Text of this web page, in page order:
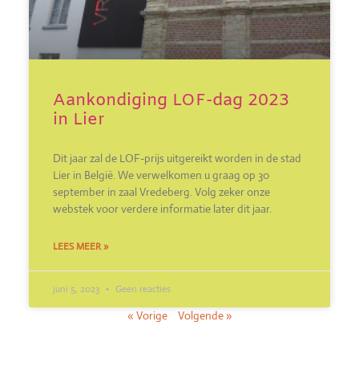
Aankondiging LOF-dag 2023
in Lier
Dit jaar zal de LOF-prijs uitgereikt worden in de stad
Lier in België. We verwelkomen u graag op 30
september in zaal Vredeberg. Volg zeker onze
webstek voor verdere informatie later dit jaar.
LEES MEER »
juni 5, 2023 Geen reacties
« Vorige Volgende »